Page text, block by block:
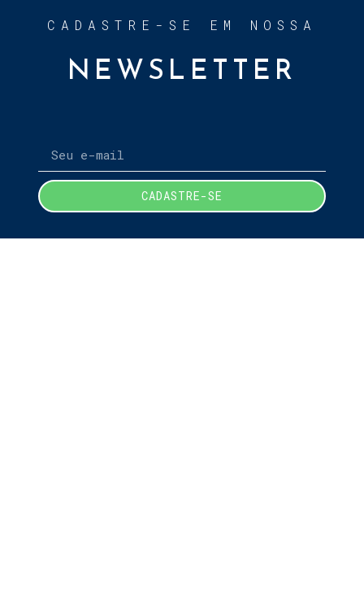
CADASTRE-SE EM NOSSA
NEWSLETTER
CADASTRE-SE